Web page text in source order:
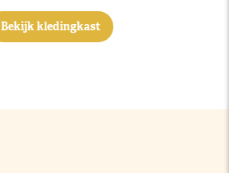
Bekijk kledingkast